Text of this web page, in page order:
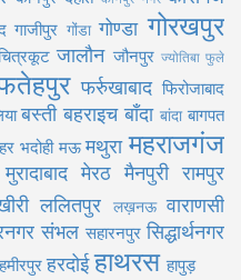
गाजीपुर गोंडा गोण्डा गोरखपुर
जालौन जौनपुर ज्योतिबा फुले
फर्रुखाबाद फिरोजाबाद
बस्ती बहराइच बाँदा बांदा बागपत
भदोही मऊ मथुरा महराजगंज
मुरादाबाद मेरठ मैनपुरी रामपुर
ललितपुर लख़नऊ वाराणसी
संभल सहारनपुर सिद्धार्थनगर
हमीरपुर हरदोई हाथरस हापुड़